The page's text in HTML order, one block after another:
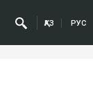
ҚАЗ РУС